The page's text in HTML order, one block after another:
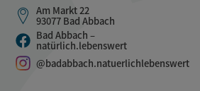
Am Markt 22
93077 Bad Abbach
Bad Abbach –
natürlich.lebenswert
@badabbach.natuerlichlebenswert